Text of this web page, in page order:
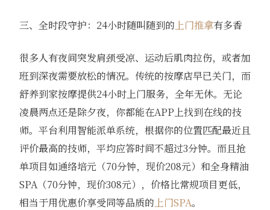
三、全时段守护：24小时随叫随到的 上门推拿有多香
很多人有夜间突发肩颈受凉、运动后肌肉拉伤，或者加
班到深夜需要放松的情况。传统的按摩店早已关门，而
舒养到家按摩提供24小时上门服务，全年无休。无论
凌晨两点还是除夕夜，你都能在APP上找到在线的技
师。平台利用智能派单系统，根据你的位置匹配最近且
评价最高的技师，平均应答时间不超过3分钟。而且抢
单项目如通络培元（70分钟，现价208元）和全身精油
SPA（70分钟，现价308元），价格比常规项目更低，
相当于用优惠价享受同等品质的 上门SPA。